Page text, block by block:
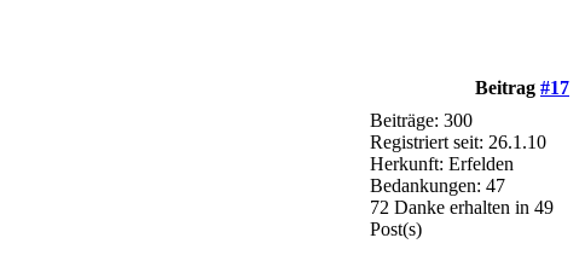
Beitrag #17
Beiträge: 300
Registriert seit: 26.1.10
Herkunft: Erfelden
Bedankungen: 47
72 Danke erhalten in 49
Post(s)